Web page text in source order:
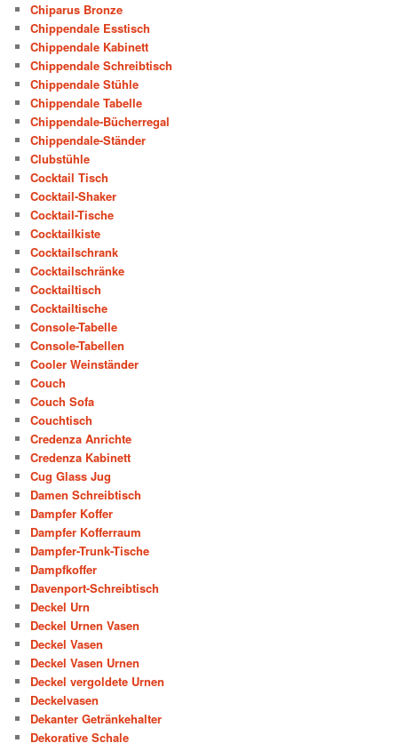
Chiparus Bronze
Chippendale Esstisch
Chippendale Kabinett
Chippendale Schreibtisch
Chippendale Stühle
Chippendale Tabelle
Chippendale-Bücherregal
Chippendale-Ständer
Clubstühle
Cocktail Tisch
Cocktail-Shaker
Cocktail-Tische
Cocktailkiste
Cocktailschrank
Cocktailschränke
Cocktailtisch
Cocktailtische
Console-Tabelle
Console-Tabellen
Cooler Weinständer
Couch
Couch Sofa
Couchtisch
Credenza Anrichte
Credenza Kabinett
Cug Glass Jug
Damen Schreibtisch
Dampfer Koffer
Dampfer Kofferraum
Dampfer-Trunk-Tische
Dampfkoffer
Davenport-Schreibtisch
Deckel Urn
Deckel Urnen Vasen
Deckel Vasen
Deckel Vasen Urnen
Deckel vergoldete Urnen
Deckelvasen
Dekanter Getränkehalter
Dekorative Schale